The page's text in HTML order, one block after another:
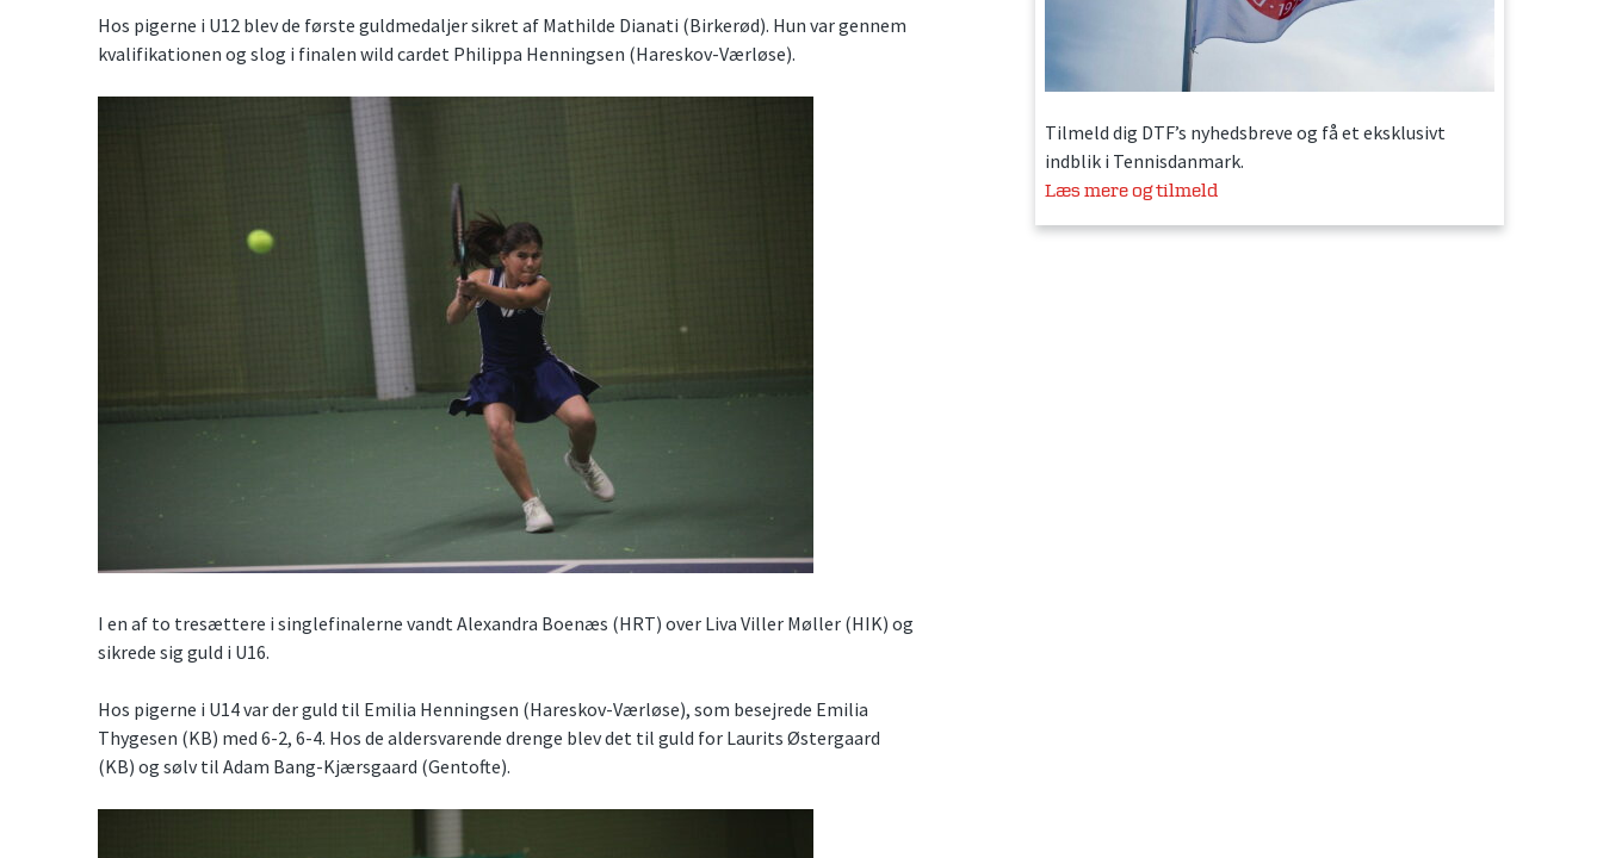
Hos pigerne i U12 blev de første guldmedaljer sikret af Mathilde Dianati (Birkerød). Hun var gennem
kvalifikationen og slog i finalen wild cardet Philippa Henningsen (Hareskov-Værløse).
I en af to tresættere i singlefinalerne vandt Alexandra Boenæs (HRT) over Liva Viller Møller (HIK) og
sikrede sig guld i U16.
Hos pigerne i U14 var der guld til Emilia Henningsen (Hareskov-Værløse), som besejrede Emilia
Thygesen (KB) med 6-2, 6-4. Hos de aldersvarende drenge blev det til guld for Laurits Østergaard
(KB) og sølv til Adam Bang-Kjærsgaard (Gentofte).
Tilmeld dig DTF’s nyhedsbreve og få et eksklusivt
indblik i Tennisdanmark.
Læs mere og tilmeld